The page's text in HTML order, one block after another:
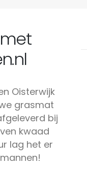
Oisterwijk
grasmat
bij
kwaad
lag het er